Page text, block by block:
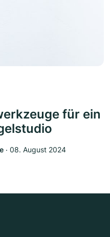
für ein
‧ 08. August 2024